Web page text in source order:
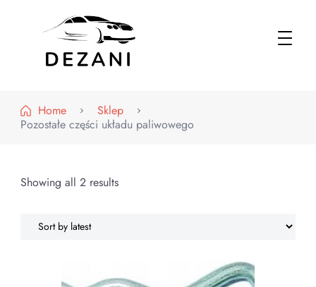
Home
Sklep
Pozostałe części układu paliwowego
Showing all 2 results